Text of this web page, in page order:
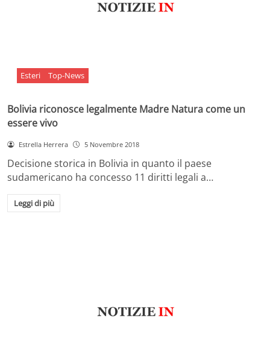
Esteri Top-News
Bolivia riconosce legalmente Madre Natura come un
essere vivo
Estrella Herrera 5 Novembre 2018
Decisione storica in Bolivia in quanto il paese
sudamericano ha concesso 11 diritti legali a…
Leggi di più